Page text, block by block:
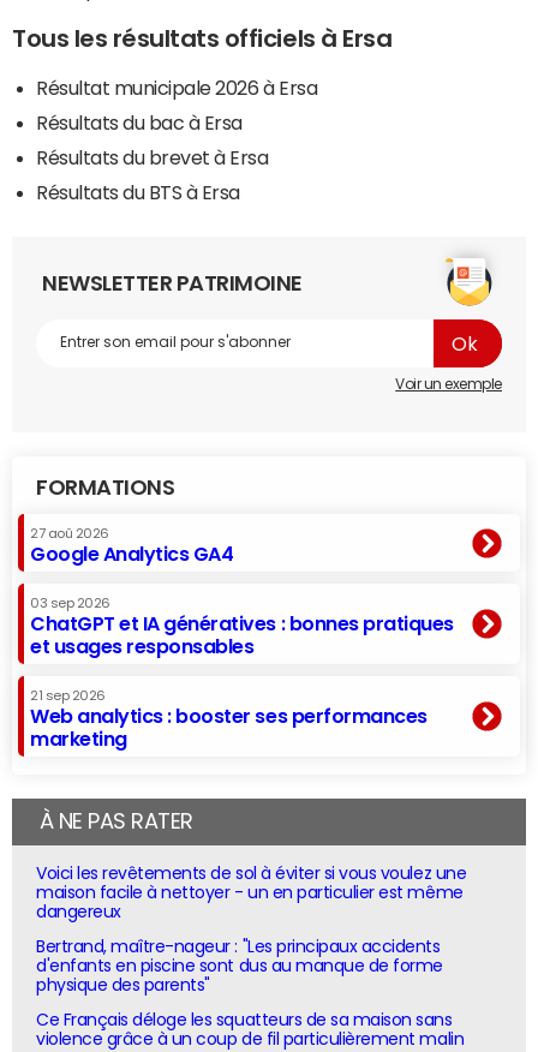
Tous les résultats officiels à Ersa
Résultat municipale 2026 à Ersa
Résultats du bac à Ersa
Résultats du brevet à Ersa
Résultats du BTS à Ersa
NEWSLETTER PATRIMOINE
Voir un exemple
FORMATIONS
27 aoû 2026
Google Analytics GA4
03 sep 2026
ChatGPT et IA génératives : bonnes pratiques
et usages responsables
21 sep 2026
Web analytics : booster ses performances
marketing
À NE PAS RATER
Voici les revêtements de sol à éviter si vous voulez une
maison facile à nettoyer - un en particulier est même
dangereux
Bertrand, maître-nageur : "Les principaux accidents
d'enfants en piscine sont dus au manque de forme
physique des parents"
Ce Français déloge les squatteurs de sa maison sans
violence grâce à un coup de fil particulièrement malin